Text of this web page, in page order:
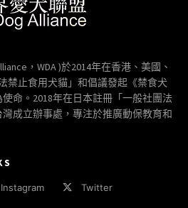
，WDA )於2014年在香港、美國、
禁止食用犬貓」和倡議發起《禁食犬
命。2018年在日本註冊「一般社團法
成立辦事處，專注於推廣動保教育和
Instagram Twitter